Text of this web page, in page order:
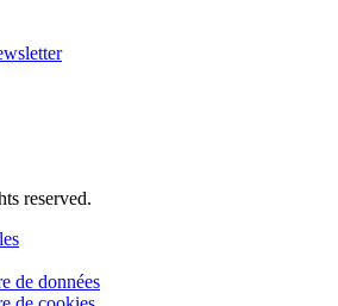
reserved.
de données